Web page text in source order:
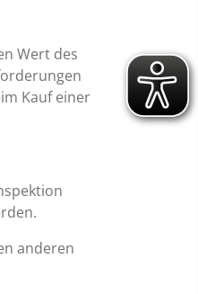
Wert des
Kauf einer
anderen